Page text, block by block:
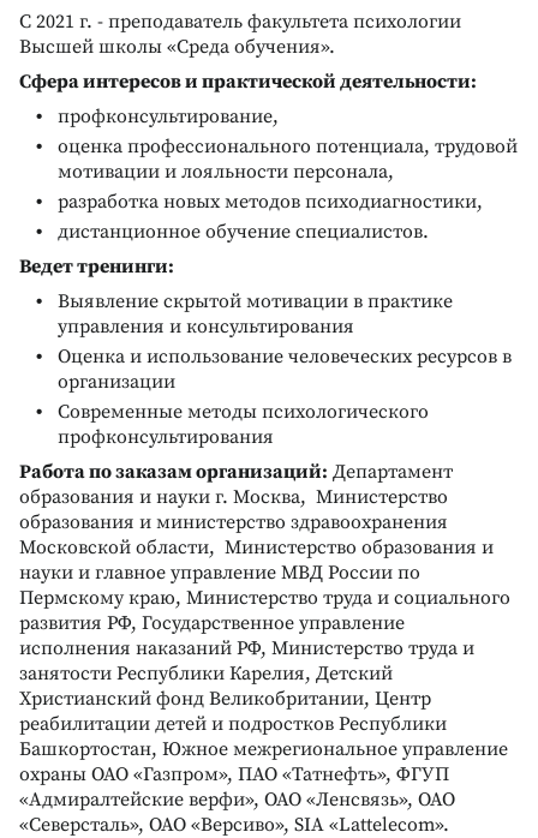
С 2021 г. - преподаватель факультета психологии
Высшей школы «Среда обучения».
Сфера интересов и практической деятельности:
профконсультирование,
оценка профессионального потенциала, трудовой
мотивации и лояльности персонала,
разработка новых методов психодиагностики,
дистанционное обучение специалистов.
Ведет тренинги:
Выявление скрытой мотивации в практике
управления и консультирования
Оценка и использование человеческих ресурсов в
организации
Современные методы психологического
профконсультирования
Работа по заказам организаций: Департамент
образования и науки г. Москва, Министерство
образования и министерство здравоохранения
Московской области, Министерство образования и
науки и главное управление МВД России по
Пермскому краю, Министерство труда и социального
развития РФ, Государственное управление
исполнения наказаний РФ, Министерство труда и
занятости Республики Карелия, Детский
Христианский фонд Великобритании, Центр
реабилитации детей и подростков Республики
Башкортостан, Южное межрегиональное управление
охраны ОАО «Газпром», ПАО «Татнефть», ФГУП
«Адмиралтейские верфи», ОАО «Ленсвязь», ОАО
«Северсталь», ОАО «Версиво», SIA «Lattelecom».